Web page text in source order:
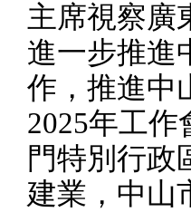
主席視察廣
進一步推進
作，推進中
2025年工作
門特別行政
建業 ， 中山